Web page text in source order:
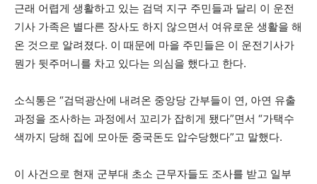
근래 어렵게 생활하고 있는 검덕 지구 주민들과 달리 이 운전
기사 가족은 별다른 장사도 하지 않으면서 여유로운 생활을 해
온 것으로 알려졌다. 이 때문에 마을 주민들은 이 운전기사가
뭔가 뒷주머니를 차고 있다는 의심을 했다고 한다.
소식통은 “검덕광산에 내려온 중앙당 간부들이 연, 아연 유출
과정을 조사하는 과정에서 꼬리가 잡히게 됐다”면서 “가택수
색까지 당해 집에 모아둔 중국돈도 압수당했다”고 말했다.
이 사건으로 현재 군부대 초소 근무자들도 조사를 받고 일부